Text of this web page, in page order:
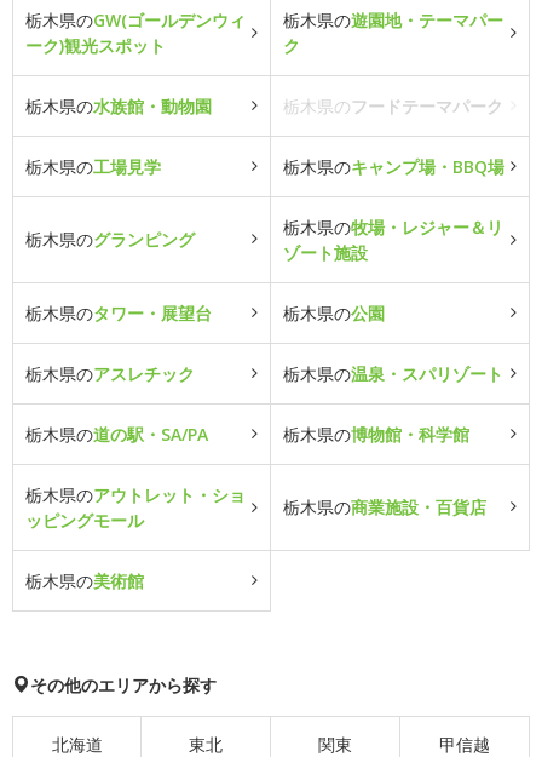
栃木県のGW(ゴールデンウィ
ーク)観光スポット
栃木県の遊園地・テーマパー
ク
栃木県の水族館・動物園 栃木県のフードテーマパーク
栃木県の工場見学 栃木県のキャンプ場・BBQ場
栃木県のグランピング
栃木県の牧場・レジャー＆リ
ゾート施設
栃木県のタワー・展望台 栃木県の公園
栃木県のアスレチック 栃木県の温泉・スパリゾート
栃木県の道の駅・SA/PA 栃木県の博物館・科学館
栃木県のアウトレット・ショ
ッピングモール
栃木県の商業施設・百貨店
栃木県の美術館
その他のエリアから探す
北海道 東北 関東 甲信越